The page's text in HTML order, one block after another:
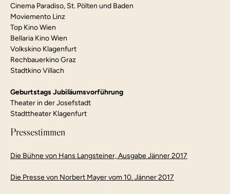
Cinema Paradiso, St. Pölten und Baden
Moviemento Linz
Top Kino Wien
Bellaria Kino Wien
Volkskino Klagenfurt
Rechbauerkino Graz
Stadtkino Villach
Geburtstags Jubiläumsvorführung
Theater in der Josefstadt
Stadttheater Klagenfurt
Pressestimmen
Die Bühne von Hans Langsteiner, Ausgabe Jänner 2017
Die Presse von Norbert Mayer vom 10. Jänner 2017